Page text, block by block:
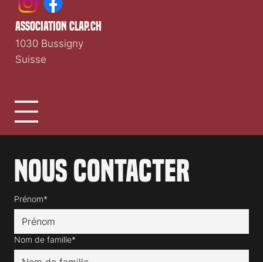
Nous contacter
Prénom*
Nom de famille*
association clap.ch
1030 Bussigny
Suisse